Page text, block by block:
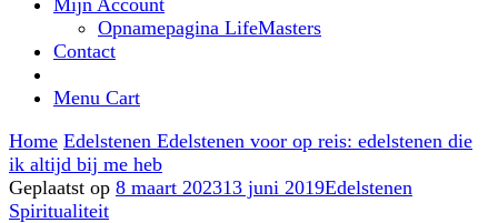
Mijn Account
Opnamepagina LifeMasters
Contact
Menu Cart
Home Edelstenen Edelstenen voor op reis: edelstenen die
ik altijd bij me heb
Geplaatst op 8 maart 202313 juni 2019Edelstenen
Spiritualiteit